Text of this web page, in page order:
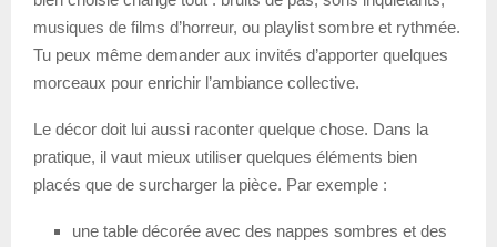
musiques de films d’horreur, ou playlist sombre et rythmée.
Tu peux même demander aux invités d’apporter quelques
morceaux pour enrichir l’ambiance collective.
Le décor doit lui aussi raconter quelque chose. Dans la
pratique, il vaut mieux utiliser quelques éléments bien
placés que de surcharger la pièce. Par exemple :
une table décorée avec des nappes sombres et des